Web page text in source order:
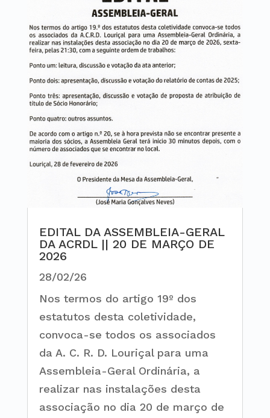
EDITAL DA ASSEMBLEIA-GERAL
DA ACRDL || 20 DE MARÇO DE
2026
28/02/26
Nos termos do artigo 19º dos
estatutos desta coletividade,
convoca-se todos os associados
da A. C. R. D. Louriçal para uma
Assembleia-Geral Ordinária, a
realizar nas instalações desta
associação no dia 20 de março de